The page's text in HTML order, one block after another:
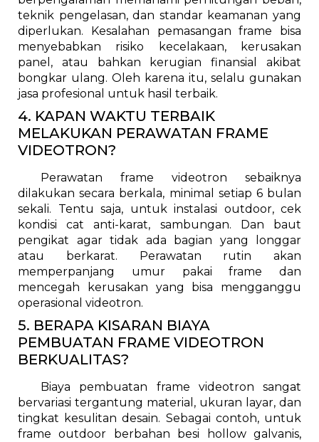
teknik pengelasan, dan standar keamanan yang
diperlukan. Kesalahan pemasangan frame bisa
menyebabkan risiko kecelakaan, kerusakan
panel, atau bahkan kerugian finansial akibat
bongkar ulang. Oleh karena itu, selalu gunakan
jasa profesional untuk hasil terbaik.
4. KAPAN WAKTU TERBAIK
MELAKUKAN PERAWATAN FRAME
VIDEOTRON?
Perawatan frame videotron sebaiknya
dilakukan secara berkala, minimal setiap 6 bulan
sekali. Tentu saja, untuk instalasi outdoor, cek
kondisi cat anti-karat, sambungan. Dan baut
pengikat agar tidak ada bagian yang longgar
atau berkarat. Perawatan rutin akan
memperpanjang umur pakai frame dan
mencegah kerusakan yang bisa mengganggu
operasional videotron.
5. BERAPA KISARAN BIAYA
PEMBUATAN FRAME VIDEOTRON
BERKUALITAS?
Biaya pembuatan frame videotron sangat
bervariasi tergantung material, ukuran layar, dan
tingkat kesulitan desain. Sebagai contoh, untuk
frame outdoor berbahan besi hollow galvanis,